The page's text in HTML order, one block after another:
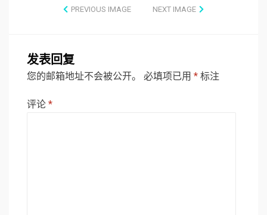
PREVIOUS IMAGE NEXT IMAGE
发表回复
您的邮箱地址不会被公开。 必填项已用 * 标注
评论 *